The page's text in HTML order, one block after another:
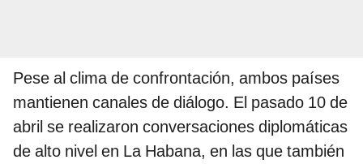
Pese al clima de confrontación, ambos países
mantienen canales de diálogo. El pasado 10 de
abril se realizaron conversaciones diplomáticas
de alto nivel en La Habana, en las que también